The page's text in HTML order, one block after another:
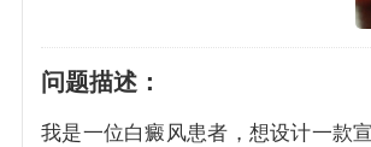
问题描述：
我是一位白癜风患者，想设计一款